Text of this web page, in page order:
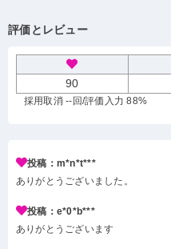
評価とレビュー
90
採用取消 --回/評価入力 88%
投稿：m*n*t***
ありがとうございました。
投稿：e*0*b***
ありがとうございます